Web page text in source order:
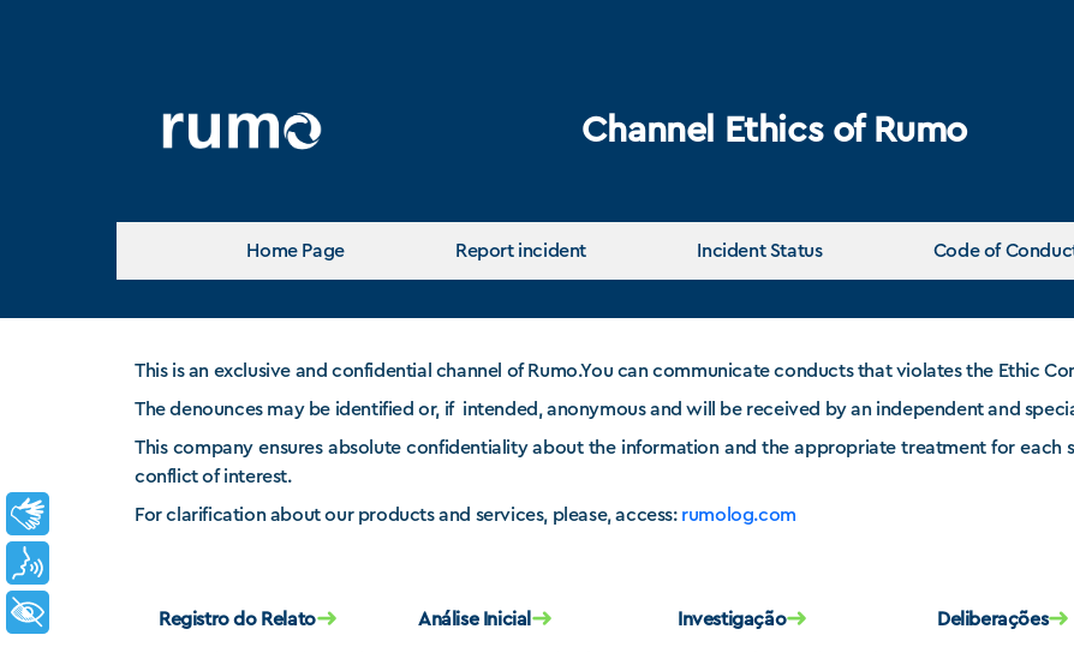
Channel Ethics of Rumo
Home Page Report incident Incident Status Code of
This is an exclusive and confidential channel of Rumo.You can communicate conducts that violates the Ethic
The denounces may be identified or, if intended, anonymous and will be received by an independent and
This company ensures absolute confidentiality about the information and the appropriate treatment for each
conflict of interest.
For clarification about our products and services, please, access: rumolog.com
Registro do Relato➜ Análise Inicial ➜ Investigação➜ Deliberações➜
+ Acessibilidade